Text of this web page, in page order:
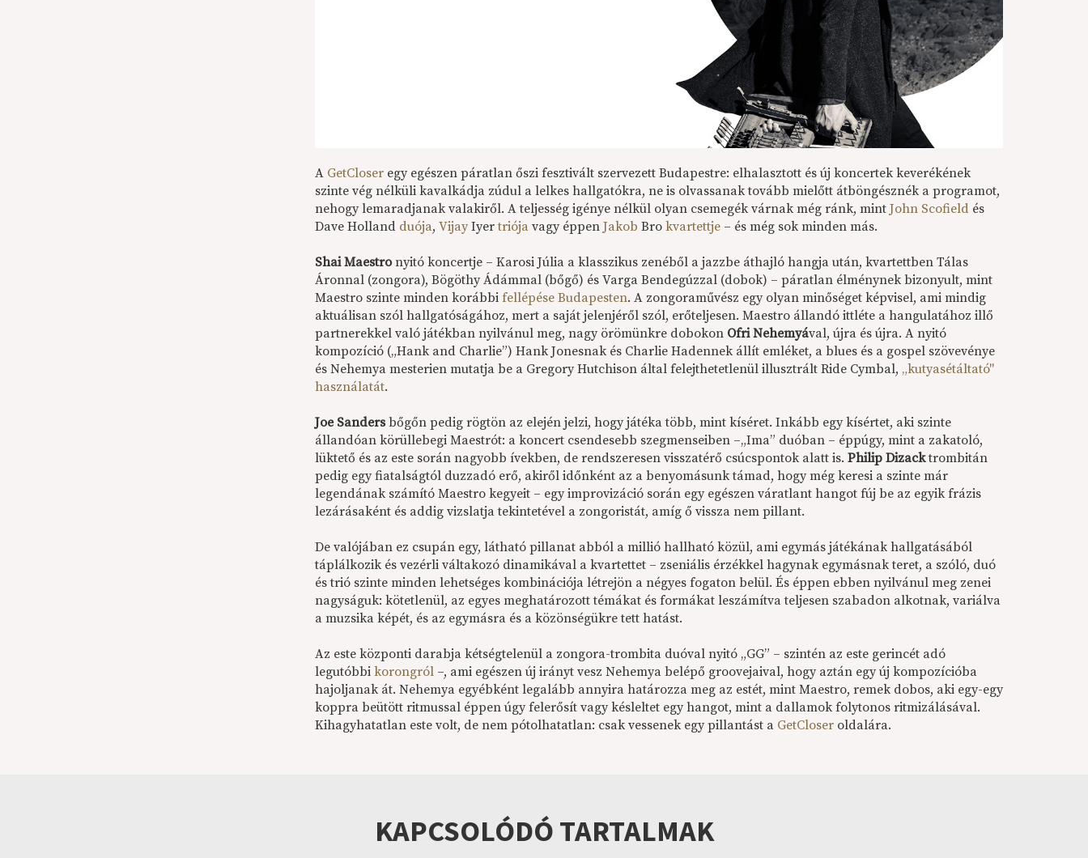
A GetCloser egy egészen páratlan őszi fesztivált szervezett Budapestre: elhalasztott és új koncertek keverékének
szinte vég nélküli kavalkádja zúdul a lelkes hallgatókra, ne is olvassanak tovább mielőtt átböngésznék a programot,
nehogy lemaradjanak valakiről. A teljesség igénye nélkül olyan csemegék várnak még ránk, mintJohn Scofield és
Dave Holland duója,Vijay Iyertriója vagy éppenJakob Brokvartettje – és még sok minden más.
Shai Maestronyitó koncertje – Karosi Júlia a klasszikus zenéből a jazzbe áthajló hangja után, kvartettben Tálas
Áronnal (zongora), Bögöthy Ádámmal (bőgő) és Varga Bendegúzzal (dobok) – páratlan élménynek bizonyult, mint
Maestro szinte minden korábbifellépése Budapesten. A zongoraművész egy olyan minőséget képvisel, ami mindig
aktuálisan szól hallgatóságához, mert a saját jelenjéről szól, erőteljesen. Maestro állandó ittléte a hangulatához illő
partnerekkel való játékban nyilvánul meg, nagy örömünkre dobokon Ofri Nehemyával, újra és újra. A nyitó
kompozíció („Hank and Charlie”) Hank Jonesnak és Charlie Hadennek állít emléket, a blues és a gospel szövevénye
és Nehemya mesterien mutatja be a Gregory Hutchison által felejthetetlenül illusztrált Ride Cymbal, „kutyasétáltató"
használatát.
Joe Sandersbőgőn pedig rögtön az elején jelzi, hogy játéka több, mint kíséret. Inkább egy kísértet, aki szinte
állandóan körüllebegi Maestrót: a koncert csendesebb szegmenseiben –„Ima” duóban – éppúgy, mint a zakatoló,
lüktető és az este során nagyobb ívekben, de rendszeresen visszatérő csúcspontok alatt is.Philip Dizacktrombitán
pedig egy fiatalságtól duzzadó erő, akiről időnként az a benyomásunk támad, hogy még keresi a szinte már
legendának számító Maestro kegyeit – egy improvizáció során egy egészen váratlant hangot fúj be az egyik frázis
lezárásaként és addig vizslatja tekintetével a zongoristát, amíg ő vissza nem pillant.
De valójában ez csupán egy, látható pillanat abból a millió hallható közül, ami egymás játékának hallgatásából
táplálkozik és vezérli váltakozó dinamikával a kvartettet – zseniális érzékkel hagynak egymásnak teret, a szóló, duó
és trió szinte minden lehetséges kombinációja létrejön a négyes fogaton belül. És éppen ebben nyilvánul meg zenei
nagyságuk: kötetlenül, az egyes meghatározott témákat és formákat leszámítva teljesen szabadon alkotnak, variálva
a muzsika képét, és az egymásra és a közönségükre tett hatást.
Az este központi darabja kétségtelenül a zongora-trombita duóval nyitó „GG” – szintén az este gerincét adó
legutóbbikorongról –, ami egészen új irányt vesz Nehemya belépő groovejaival, hogy aztán egy új kompozícióba
hajoljanak át. Nehemya egyébként legalább annyira határozza meg az estét, mint Maestro, remek dobos, aki egy-egy
koppra beütött ritmussal éppen úgy felerősít vagy késleltet egy hangot, mint a dallamok folytonos ritmizálásával.
Kihagyhatatlan este volt, de nem pótolhatatlan: csak vessenek egy pillantást a GetCloser oldalára.
KAPCSOLÓDÓ TARTALMAK